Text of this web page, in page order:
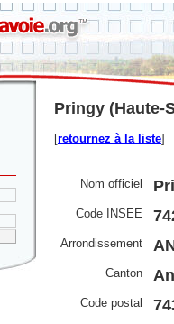
Pringy (Haute-
[retournez à la liste]
Nom officiel
Code INSEE
Arrondissement
Canton
Code postal